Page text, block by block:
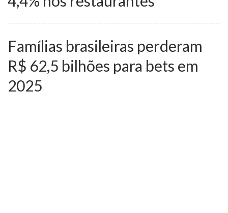
Famílias brasileiras perderam
R$ 62,5 bilhões para bets em
2025